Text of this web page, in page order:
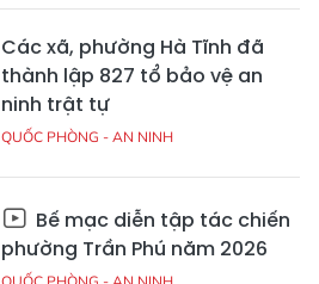
Các xã, phường Hà Tĩnh đã
thành lập 827 tổ bảo vệ an
ninh trật tự
QUỐC PHÒNG - AN NINH
Bế mạc diễn tập tác chiến
phường Trần Phú năm 2026